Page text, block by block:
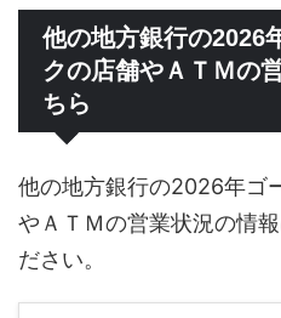
他の地方銀行の2026
クの店舗やＡＴＭの
ちら
他の地方銀行の2026年ゴ
やＡＴＭの営業状況の情
ださい。